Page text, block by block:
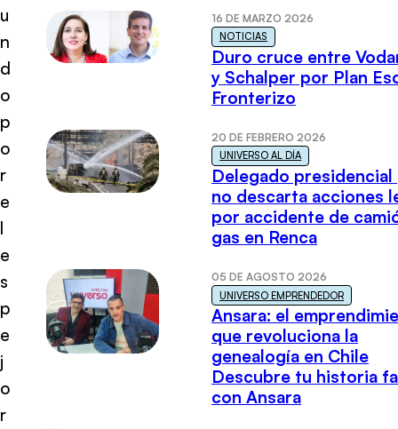
u
n
d
o
p
o
r
e
l
e
s
p
e
j
o
r
16 DE MARZO 2026
NOTICIAS
Duro cruce entre
y Schalper por Plan
Fronterizo
20 DE FEBRERO 2026
UNIVERSO AL DÍA
Delegado presidencial
no descarta acciones
por accidente de
gas en Renca
05 DE AGOSTO 2026
UNIVERSO EMPRENDEDOR
Ansara: el
que revoluciona la
genealogía en Chile
Descubre tu historia
con Ansara